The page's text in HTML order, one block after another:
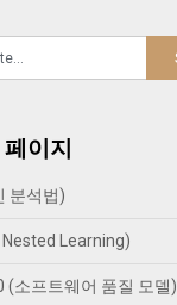
이지
분석법)
Nested Learning)
(소프트웨어 품질 모델)